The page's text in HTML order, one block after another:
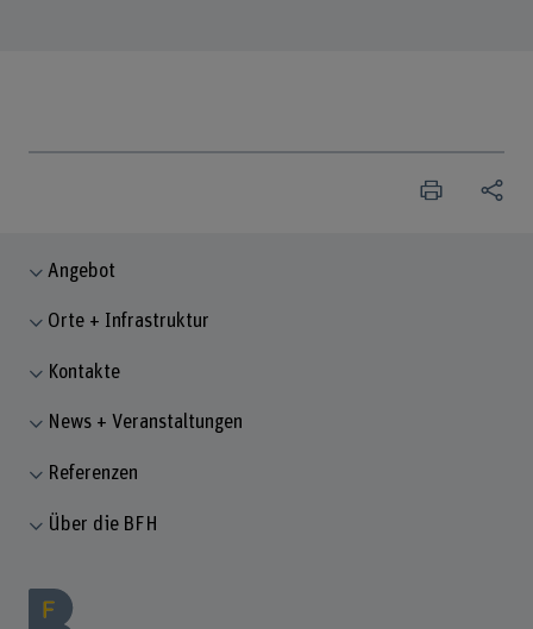
Angebot
Orte + Infrastruktur
Kontakte
News + Veranstaltungen
Referenzen
Über die BFH